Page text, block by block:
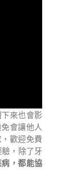
來也會影
會讓他人
歡迎免費
，除了牙
，都能協